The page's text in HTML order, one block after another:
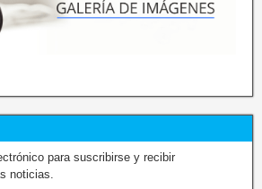
para suscribirse y recibir
noticias.